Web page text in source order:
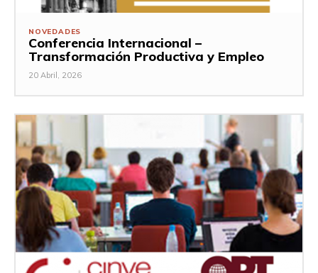
NOVEDADES
Conferencia Internacional –
Transformación Productiva y Empleo
20 Abril, 2026